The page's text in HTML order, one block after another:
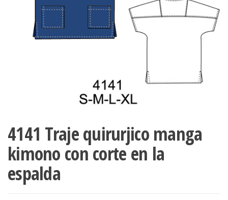
accumark ,
pdf , Moldes
Gerber ,
ropa,
Graduaciones,
Digitalización
accumark,
pdf, Moldes
Accumark
4141 Traje quirurjico manga
kimono con corte en la
espalda